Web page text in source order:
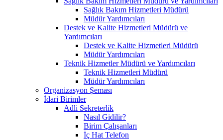
Sağlık Bakım Hizmetleri Müdürü
Müdür Yardımcıları
Destek ve Kalite Hizmetleri Müdürü ve
Yardımcıları
Destek ve Kalite Hizmetleri Müdürü
Müdür Yardımcıları
Teknik Hizmetler Müdürü ve Yardımcıları
Teknik Hizmetleri Müdürü
Müdür Yardımcıları
Organizasyon Şeması
İdari Birimler
Adli Sekreterlik
Nasıl Gidilir?
Birim Çalışanları
İç Hat Telefon